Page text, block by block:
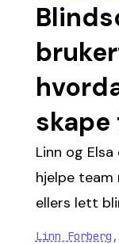
Linn og
hjelpe team
ellers lett
Linn Forberg ,